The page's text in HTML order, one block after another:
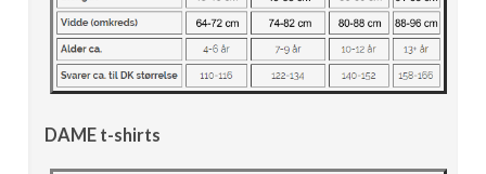
DAME t-shirts